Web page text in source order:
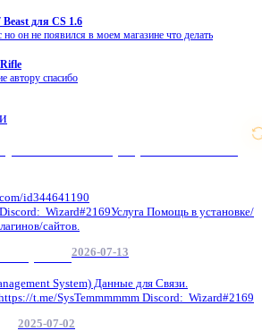
для CS 1.6
но он не появился в моем магазине что делать
автору спасибо
id344641190
Wizard#2169Услуга Помощь в установке/
сайтов.
2026-07-13
System) Данные для Связи.
t.me/SysTemmmmmm Discord: Wizard#2169
2025-07-02